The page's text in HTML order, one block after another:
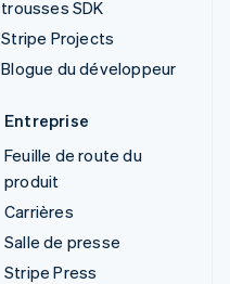
trousses SDK
Stripe Projects
Blogue du développeur
Entreprise
Feuille de route du
produit
Carrières
Salle de presse
Stripe Press